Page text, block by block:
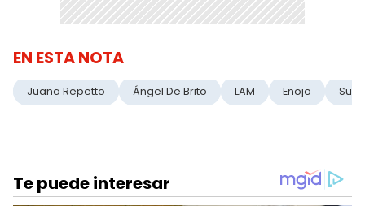
EN ESTA NOTA
Juana Repetto Ángel De Brito LAM Enojo